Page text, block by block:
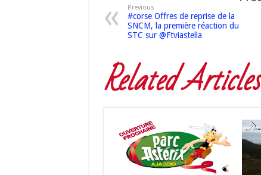
Previous
#corse Offres de reprise de la
SNCM, la première réaction du
STC sur @Ftviastella
Related Articles